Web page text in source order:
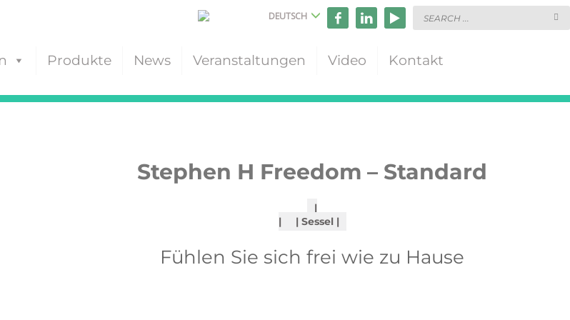
DEUTSCH
Produkte News Veranstaltungen Video Kontakt
Stephen H Freedom – Standard
Sessel
Fühlen Sie sich frei wie zu Hause